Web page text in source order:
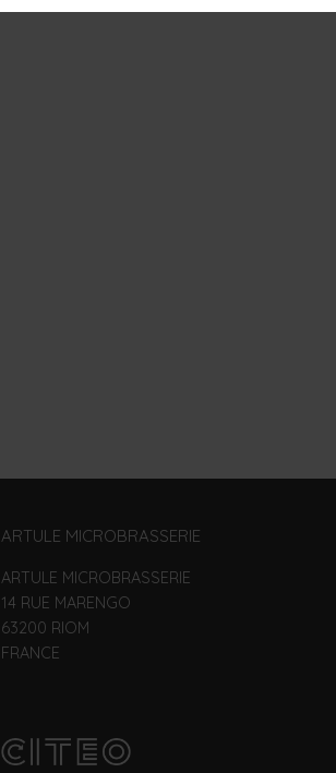
ARTULE MICROBRASSERIE
ARTULE MICROBRASSERIE
14 RUE MARENGO
63200 RIOM
FRANCE